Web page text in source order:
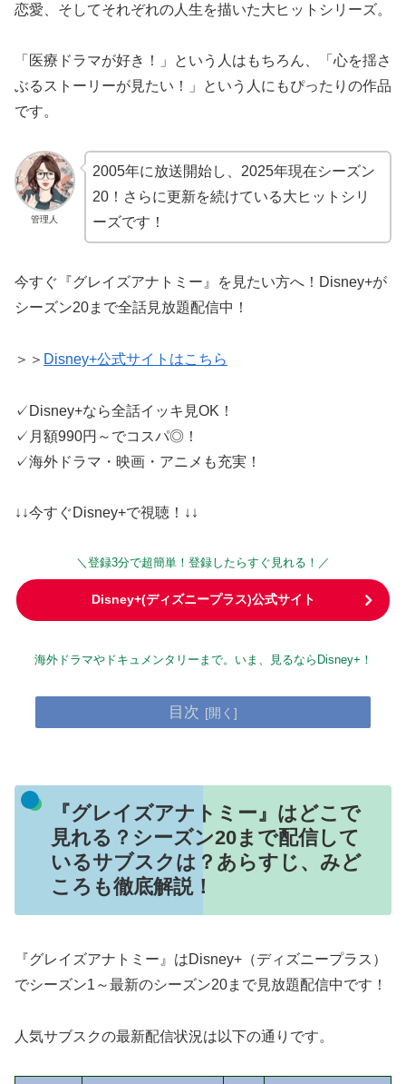
恋愛、そしてそれぞれの人生を描いた大ヒットシリーズ。
「医療ドラマが好き！」という人はもちろん、「心を揺さ
ぶるストーリーが見たい！」という人にもぴったりの作品
です。
管理人
2005年に放送開始し、2025年現在シーズン
20！さらに更新を続けている大ヒットシリ
ーズです！
今すぐ『グレイズアナトミー』を見たい方へ！Disney+が
シーズン20まで全話見放題配信中！
＞＞ Disney+公式サイトはこちら
✓Disney+なら全話イッキ見OK！
✓月額990円～でコスパ◎！
✓海外ドラマ・映画・アニメも充実！
↓↓今すぐDisney+で視聴！↓↓
＼登録3分で超簡単！登録したらすぐ見れる！／
Disney+(ディズニープラス)公式サイト
海外ドラマやドキュメンタリーまで。いま、見るならDisney+！
目次
『グレイズアナトミー』はどこで
見れる？シーズン20まで配信して
いるサブスクは？あらすじ、みど
ころも徹底解説！
『グレイズアナトミー』はDisney+（ディズニープラス）
でシーズン1～最新のシーズン20まで見放題配信中です！
人気サブスクの最新配信状況は以下の通りです。